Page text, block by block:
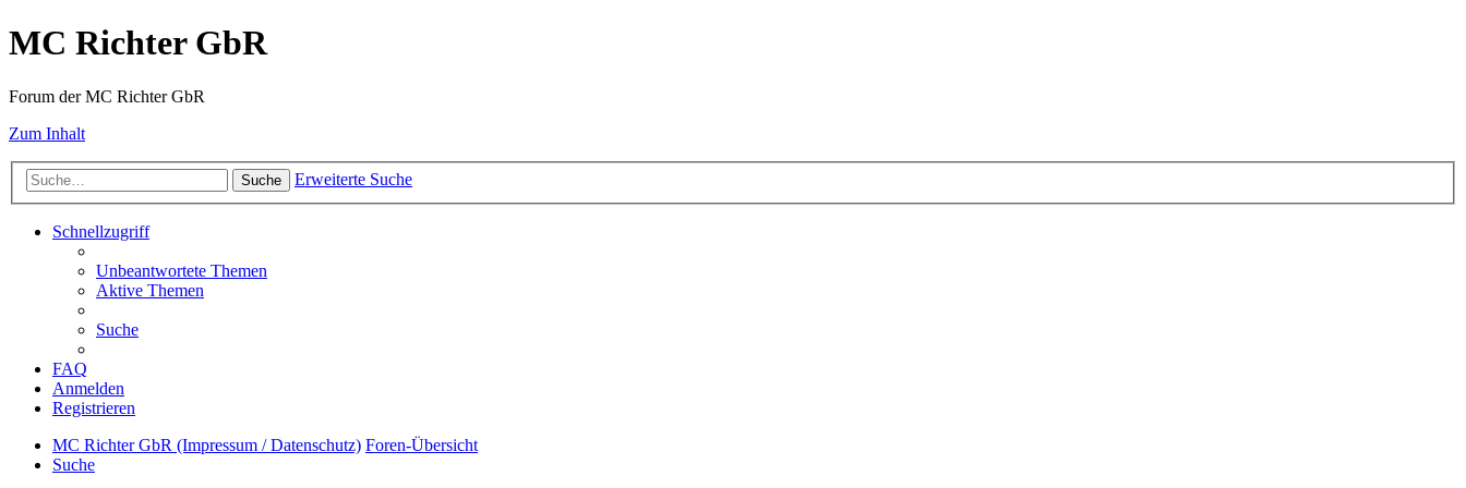
MC Richter GbR
Forum der MC Richter GbR
Zum Inhalt
Suche Erweiterte Suche
Schnellzugriff
Unbeantwortete Themen
Aktive Themen
Suche
FAQ
Anmelden
Registrieren
MC Richter GbR (Impressum / Datenschutz) Foren-Übersicht
Suche